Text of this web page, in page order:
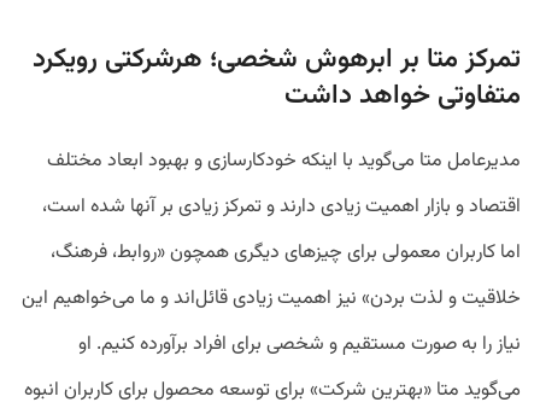
تمرکز متا بر ابرهوش شخصی؛ هرشرکتی رویکرد
متفاوتی خواهد داشت
مدیرعامل متا می‌گوید با اینکه خودکارسازی و بهبود ابعاد مختلف
اقتصاد و بازار اهمیت زیادی دارند و تمرکز زیادی بر آنها شده است،
اما کاربران معمولی برای چیزهای دیگری همچون «روابط، فرهنگ،
خلاقیت و لذت بردن» نیز اهمیت زیادی قائل‌اند و ما می‌خواهیم این
نیاز را به صورت مستقیم و شخصی برای افراد برآورده کنیم. او
می‌گوید متا «بهترین شرکت» برای توسعه محصول برای کاربران انبوه